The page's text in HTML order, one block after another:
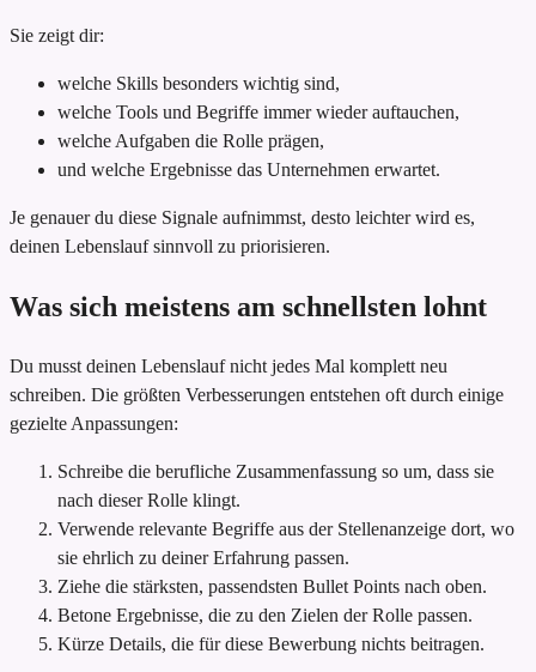
Sie zeigt dir:
welche Skills besonders wichtig sind,
welche Tools und Begriffe immer wieder auftauchen,
welche Aufgaben die Rolle prägen,
und welche Ergebnisse das Unternehmen erwartet.
Je genauer du diese Signale aufnimmst, desto leichter wird es,
deinen Lebenslauf sinnvoll zu priorisieren.
Was sich meistens am schnellsten lohnt
Du musst deinen Lebenslauf nicht jedes Mal komplett neu
schreiben. Die größten Verbesserungen entstehen oft durch einige
gezielte Anpassungen:
Schreibe die berufliche Zusammenfassung so um, dass sie
nach dieser Rolle klingt.
Verwende relevante Begriffe aus der Stellenanzeige dort, wo
sie ehrlich zu deiner Erfahrung passen.
Ziehe die stärksten, passendsten Bullet Points nach oben.
Betone Ergebnisse, die zu den Zielen der Rolle passen.
Kürze Details, die für diese Bewerbung nichts beitragen.